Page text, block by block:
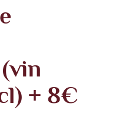
+ 8€